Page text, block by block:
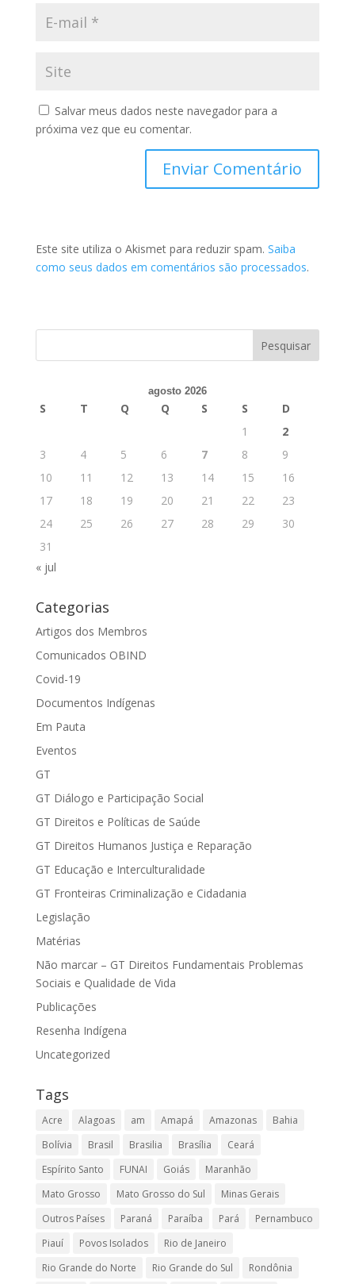
Salvar meus dados neste navegador para a
próxima vez que eu comentar.
Este site utiliza o Akismet para reduzir spam. Saiba
como seus dados em comentários são processados.
agosto 2026
S T Q Q S S
D
1
2
3
4 5 6 7 8
9
10
11 12 13 14 15
16
17
18 19 20 21 22
23
24
25 26 27 28 29
30
31
« jul
Categorias
Artigos dos Membros
Comunicados OBIND
Covid-19
Documentos Indígenas
Em Pauta
Eventos
GT
GT Diálogo e Participação Social
GT Direitos e Políticas de Saúde
GT Direitos Humanos Justiça e Reparação
GT Educação e Interculturalidade
GT Fronteiras Criminalização e Cidadania
Legislação
Matérias
Não marcar – GT Direitos Fundamentais Problemas
Sociais e Qualidade de Vida
Publicações
Resenha Indígena
Uncategorized
Tags
Acre Alagoas am Amapá Amazonas
Bahia
Bolívia
Brasil Brasilia Brasília
Ceará
Espírito Santo
FUNAI Goiás
Maranhão
Mato Grosso
Mato Grosso do Sul
Minas Gerais
Outros Países
Paraná Paraíba Pará
Pernambuco
Piauí
Povos Isolados
Rio de Janeiro
Rio Grande do Norte
Rio Grande do Sul
Rondônia